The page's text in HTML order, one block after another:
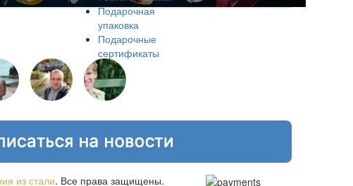
Подарочная
упаковка
Подарочные
сертификаты
из стали. Все права защищены.